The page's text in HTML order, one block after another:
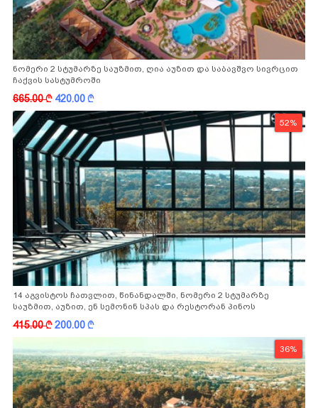
ნომერი 2 სტუმარზე საუზმით, ღია აუზით და საბავშვო სივრცით
ჩაქვის სასტუმროში
665.00k 420.00k
52%
14 აგვისტოს ჩათვლით, წინანდალში, ნომერი 2 სტუმარზე
საუზმით, აუზით, ენ სემონინ სპას და რესტორან პინოს
415.00k200.00k
36%